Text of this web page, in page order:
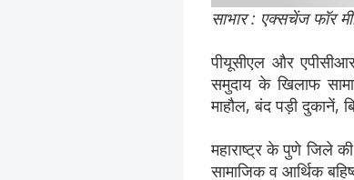
साभार : एक्सचेंज फॉर
पीयूसीएल और
समुदाय के खिलाफ
माहौल, बंद पड़ी दुकानें,
महाराष्ट्र के पुणे जिले
सामाजिक व आर्थिक